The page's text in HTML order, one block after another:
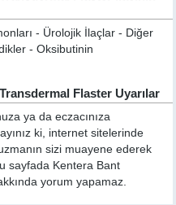
- Ürolojik İlaçlar - Diğer
- Oksibutinin
Flaster Uyarılar
ya da eczacınıza
ki, internet sitelerinde
sizi muayene ederek
sayfada Kentera Bant
yorum yapamaz.